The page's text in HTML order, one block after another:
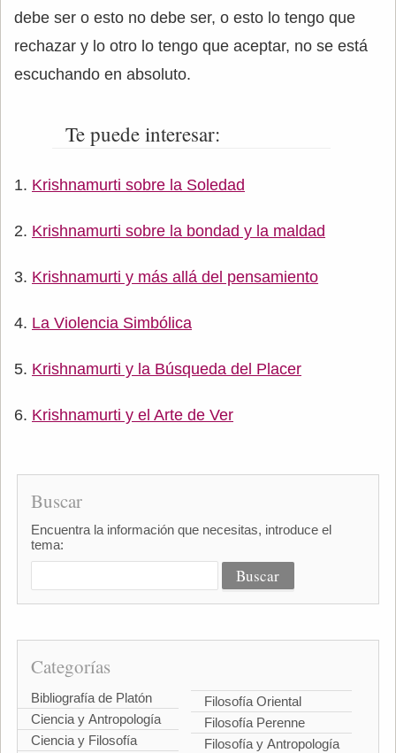
debe ser o esto no debe ser, o esto lo tengo que
rechazar y lo otro lo tengo que aceptar, no se está
escuchando en absoluto.
Te puede interesar:
Krishnamurti sobre la Soledad
Krishnamurti sobre la bondad y la maldad
Krishnamurti y más allá del pensamiento
La Violencia Simbólica
Krishnamurti y la Búsqueda del Placer
Krishnamurti y el Arte de Ver
Buscar
Encuentra la información que necesitas, introduce el
tema:
Categorías
Bibliografía de Platón
Ciencia y Antropología
Ciencia y Filosofía
Filosofía Oriental
Filosofía Perenne
Filosofía y Antropología